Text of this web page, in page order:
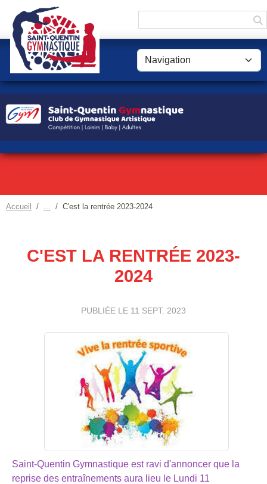
Accueil C'est la rentrée 2023-2024
C'EST LA RENTRÉE 2023-
2024
PUBLIÉE LE 11 SEPT. 2023
Saint-Quentin Gymnastique est ravi d'annoncer que la
reprise des entraînements aura lieu le Lundi 11
Panneau de gestion des cookies